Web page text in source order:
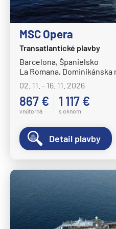
Norwegian Dawn
Norwegian Encore
Norwegian Epic
Norwegian Escape
Norwegian
Norwegian Jade
Norwegian Jewel
Norwegian Joy
Norwegian Pearl
Norwegian Prima
Norwegian Sky
MSC Opera
Transatlantické plavby
Barcelona, Španielsko
La Romana, Dominikánska
02. 11. - 16. 11. 2026
867 €
vnútorná
1 117 €
s oknom
Detail plavby